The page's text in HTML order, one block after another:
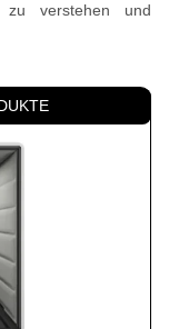
verstehen und